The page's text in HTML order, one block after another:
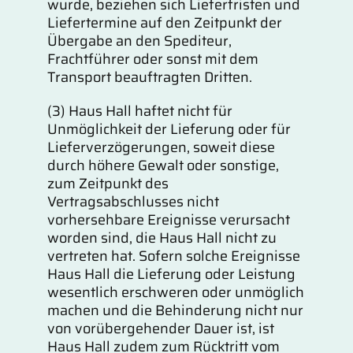
wurde, beziehen sich Lieferfristen und
Liefertermine auf den Zeitpunkt der
Übergabe an den Spediteur,
Frachtführer oder sonst mit dem
Transport beauftragten Dritten.
(3) Haus Hall haftet nicht für
Unmöglichkeit der Lieferung oder für
Lieferverzögerungen, soweit diese
durch höhere Gewalt oder sonstige,
zum Zeitpunkt des
Vertragsabschlusses nicht
vorhersehbare Ereignisse verursacht
worden sind, die Haus Hall nicht zu
vertreten hat. Sofern solche Ereignisse
Haus Hall die Lieferung oder Leistung
wesentlich erschweren oder unmöglich
machen und die Behinderung nicht nur
von vorübergehender Dauer ist, ist
Haus Hall zudem zum Rücktritt vom